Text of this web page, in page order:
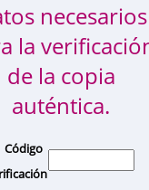
necesarios
la
de la copia
auténtica.
Código